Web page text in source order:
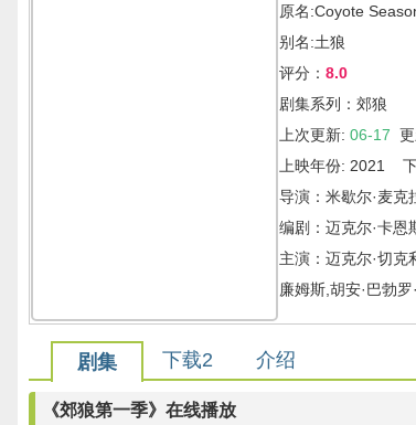
原名:Coyote
别名:土狼
评分： 8.0
剧集系列：郊狼
上次更新: 06-17
上映年份: 2021
导演：米歇尔·麦克
编剧：迈克尔·卡恩
主演：迈克尔·切克
廉姆斯,胡安·巴勃
剧集 下载2 介绍
《郊狼第一季》在线播放